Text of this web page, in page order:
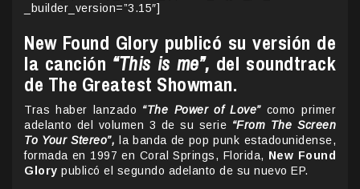
_builder_version=”3.15″]
New Found Glory publicó su versión de
la canción “This is me”, del soundtrack
de The Greatest Showman.
Tras haber lanzado “The Power of Love”como primer
adelanto del volumen 3 de su serie “From The Screen
To Your Stereo”,
la banda de pop punk estadounidense,
formada en 1997 en Coral Springs, Florida, New Found
Glory publicó el segundo adelanto de su nuevo EP.